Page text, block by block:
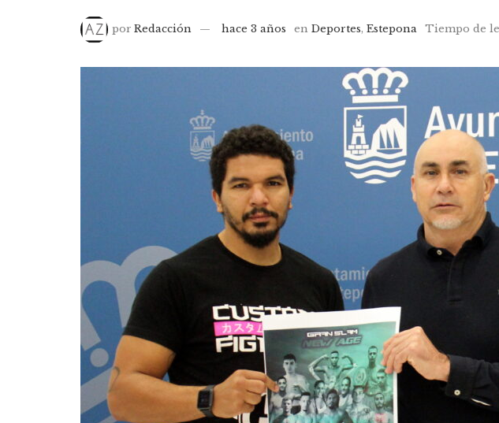
por Redacción hace 3 años en Deportes,Estepona Tiempo de